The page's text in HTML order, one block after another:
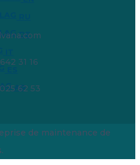
DE
AR
31 16
62 53
de maintenance de